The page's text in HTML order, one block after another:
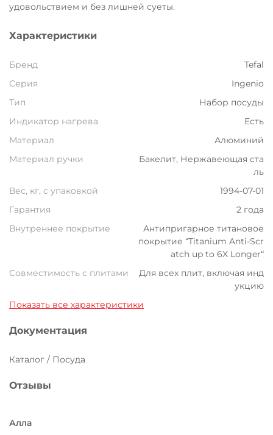
удовольствием и без лишней суеты.
Характеристики
Бренд
Tefal
Серия
Ingenio
Тип
Набор посуды
Индикатор нагрева
Есть
Материал
Алюминий
Материал ручки
Бакелит, Нержавеющая ста
ль
Вес, кг, с упаковкой
1994-07-01
Гарантия
2 года
Внутреннее покрытие
Антипригарное титановое
покрытие “Titanium Anti-Scr
atch up to 6X Longer“
Совместимость с плитами
Для всех плит, включая инд
укцию
Показать все характеристики
Документация
Каталог / Посуда
Отзывы
Алла